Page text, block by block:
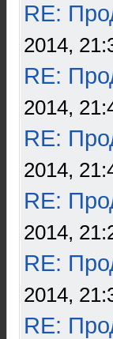
RE:
2014,
RE:
2014,
RE:
2014,
RE:
2014,
RE:
2014,
RE: